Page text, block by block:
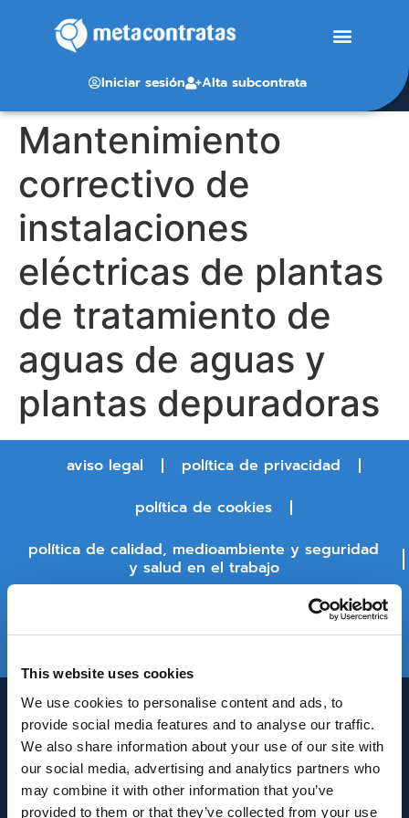
This website uses cookies
We use cookies to personalise content and ads, to
provide social media features and to analyse our traffic.
We also share information about your use of our site with
our social media, advertising and analytics partners who
may combine it with other information that you’ve
provided to them or that they’ve collected from your use
Iniciar sesión Alta subcontrata
Mantenimiento
correctivo de
instalaciones
eléctricas de plantas
de tratamiento de
aguas de aguas y
plantas depuradoras
aviso legal
política de privacidad
política de cookies
política de calidad, medioambiente y seguridad
y salud en el trabajo
política de seguridad de la información